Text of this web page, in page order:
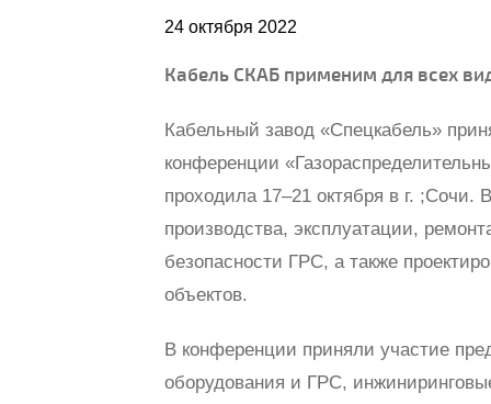
24 октября 2022
Кабель СКАБ применим для всех
Кабельный завод «Спецкабель»
конференции
проходила 17–21 октября в г.
производства, эксплуатации,
безопасности ГРС, а также
объектов.
В конференции приняли участие
оборудования и ГРС,